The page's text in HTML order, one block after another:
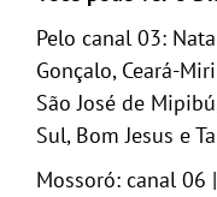
Pelo canal 03:
Gonçalo, Ceará-
São José de
Sul, Bom Jesus e
Mossoró: canal 06